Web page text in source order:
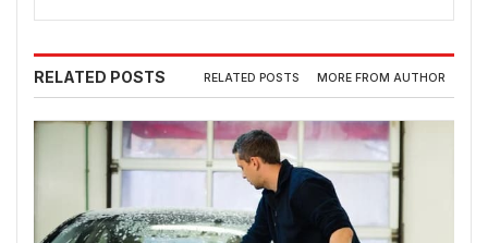
RELATED POSTS RELATED POSTS MORE FROM AUTHOR